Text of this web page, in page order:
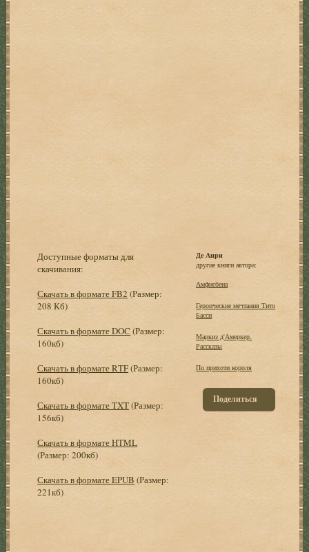
Доступные форматы для
скачивания:
Скачать в формате FB2 (Размер:
208 Кб)
Скачать в формате DOC (Размер:
160кб)
Скачать в формате RTF(Размер:
160кб)
Скачать в формате TXT(Размер:
156кб)
Скачать в формате HTML
(Размер: 200кб)
Скачать в формате EPUB (Размер:
221кб)
Де Анри
другие книги автора:
Амфисбена
Героические мечтания Тито
Басси
Маркиз д'Амеркер.
Рассказы
По прихоти короля
Поделиться